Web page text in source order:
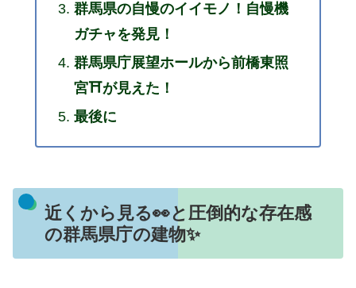
群馬県の自慢のイイモノ！自慢機
ガチャを発見！
群馬県庁展望ホールから前橋東照
宮⛩が見えた！
最後に
近くから見る👀と圧倒的な存在感
の群馬県庁の建物✨